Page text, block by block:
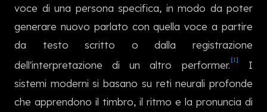
voce di una persona specifica, in modo da poter
generare nuovo parlato con quella voce a partire
da testo scritto o dalla registrazione
dell'interpretazione di un altro performer. [1]
I
sistemi moderni si basano su reti neurali profonde
che apprendono il timbro, il ritmo e la pronuncia di
한국어